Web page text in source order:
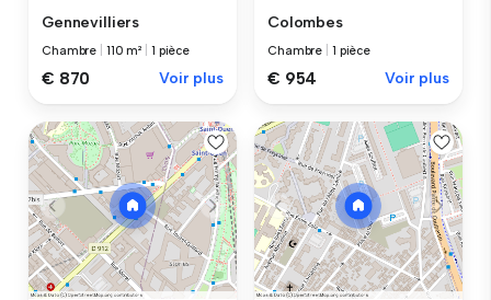
Gennevilliers
Chambre 110 m² 1 pièce
€ 870 Voir plus
Colombes
Chambre 1 pièce
€ 954 Voir plus